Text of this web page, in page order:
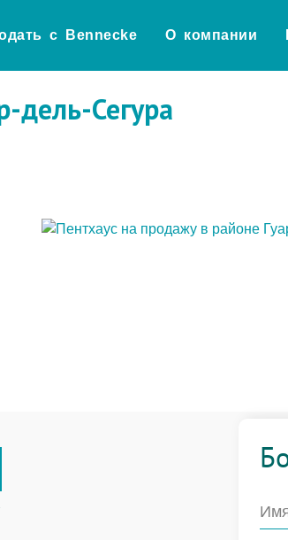
с Bennecke О компании
дель-Сегура